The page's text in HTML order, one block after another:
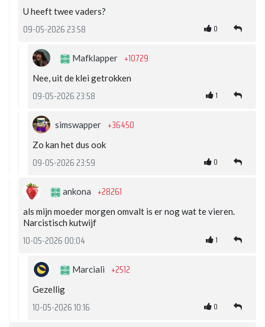
U heeft twee vaders?
09-05-2026 23:58 0
Mafklapper +10729
Nee, uit de klei getrokken
09-05-2026 23:58 1
simswapper +36450
Zo kan het dus ook
09-05-2026 23:59 0
ankona +28261
als mijn moeder morgen omvalt is er nog wat te vieren.
Narcistisch kutwijf
10-05-2026 00:04 1
Marciali +2512
Gezellig
10-05-2026 10:16 0